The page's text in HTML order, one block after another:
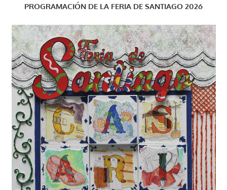
PROGRAMACIÓN DE LA FERIA DE SANTIAGO 2026